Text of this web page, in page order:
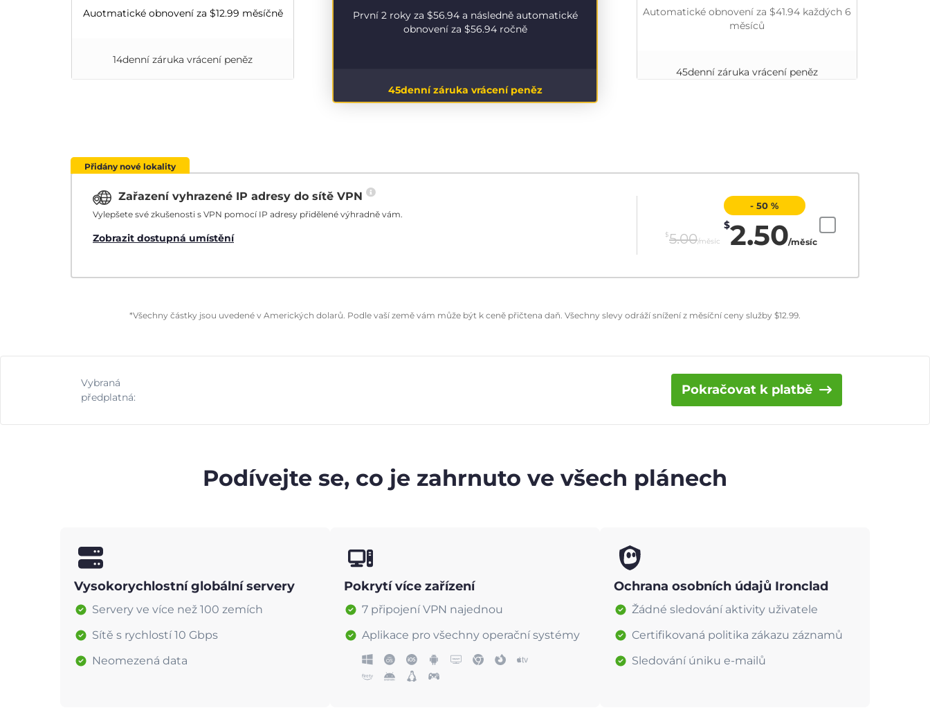
První 2 roky za $56.94a následně automatické
obnovení za $56.94ročně
45denní záruka vrácení peněz
Automatické obnovení za $41.94každých 6
měsíců
45denní záruka vrácení peněz
Auotmatické obnovení za $12.99 měsíčně
14denní záruka vrácení peněz
Přidány nové lokality
Zařazení vyhrazené IP adresy do sítě VPN
Vylepšete své zkušenosti s VPN pomocí IP adresy přidělené výhradně vám.
Zobrazit dostupná umístění $5.00/měsíc
- 50 %
$2.50/měsíc
*Všechny částky jsou uvedené v Amerických dolarů. Podle vaší země vám může být k ceně přičtena daň. Všechny slevy odráží snížení z měsíční ceny služby $12.99
Vybraná
předplatná:
Pokračovat k platbě
Podívejte se, co je zahrnuto ve všech plánech
Vysokorychlostní globální servery
Servery ve více než 100 zemích
Sítě s rychlostí 10 Gbps
Neomezená data
Pokrytí více zařízení
7 připojení VPN najednou
Aplikace pro všechny operační systémy
Ochrana osobních údajů Ironclad
Žádné sledování aktivity uživatele
Certifikovaná politika zákazu záznamů
Sledování úniku e-mailů